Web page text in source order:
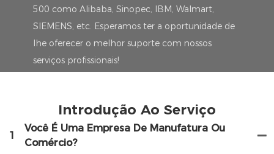
500 como Alibaba, Sinopec, IBM, Walmart,
SIEMENS, etc. Esperamos ter a oportunidade de
lhe oferecer o melhor suporte com nossos
serviços profissionais!
Introdução Ao Serviço
1
Você É Uma Empresa De Manufatura Ou
Comércio?